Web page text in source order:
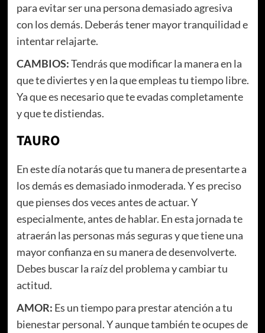
para evitar ser una persona demasiado agresiva
con los demás. Deberás tener mayor tranquilidad e
intentar relajarte.
CAMBIOS:Tendrás que modificar la manera en la
que te diviertes y en la que empleas tu tiempo libre.
Ya que es necesario que te evadas completamente
y que te distiendas.
TAURO
En este día notarás que tu manera de presentarte a
los demás es demasiado inmoderada. Y es preciso
que pienses dos veces antes de actuar. Y
especialmente, antes de hablar. En esta jornada te
atraerán las personas más seguras y que tiene una
mayor confianza en su manera de desenvolverte.
Debes buscar la raíz del problema y cambiar tu
actitud.
AMOR: Es un tiempo para prestar atención a tu
bienestar personal. Y aunque también te ocupes de